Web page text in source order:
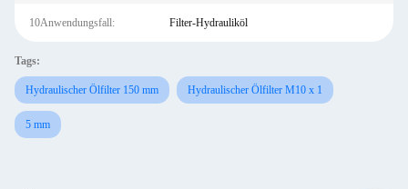
10Anwendungsfall: Filter-Hydrauliköl
Tags:
Hydraulischer Ölfilter 150 mm Hydraulischer Ölfilter M10 x 1
5 mm